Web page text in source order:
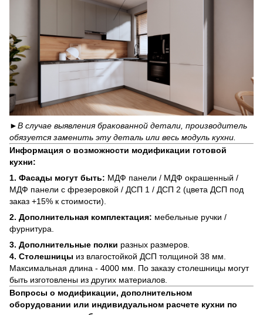
►В случае выявления бракованной детали, производитель
обязуется заменить эту деталь или весь модуль кухни.
Информация о возможности модификации готовой
кухни:
1. Фасады могут быть: МДФ панели / МДФ окрашенный /
МДФ панели с фрезеровкой / ДСП 1 / ДСП 2 (цвета ДСП под
заказ +15% к стоимости).
2. Дополнительная комплектация: мебельные ручки /
фурнитура.
3. Дополнительные полки разных размеров.
4. Столешницы из влагостойкой ДСП толщиной 38 мм.
Максимальная длина - 4000 мм. По заказу столешницы могут
быть изготовлены из других материалов.
Вопросы о модификации, дополнительном
оборудовании или индивидуальном расчете кухни по